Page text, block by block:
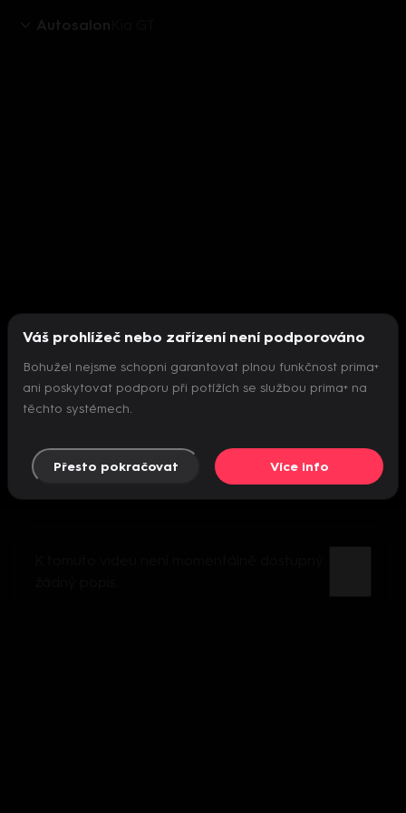
Autosalon
Nepodařilo se inicializovat přehrávač
Váš prohlížeč nebo zařízení není podporováno
Bohužel nejsme schopni garantovat plnou funkčnost prima+
ani poskytovat podporu při potížích se službou prima+ na
těchto systémech.
Přesto pokračovat Více info